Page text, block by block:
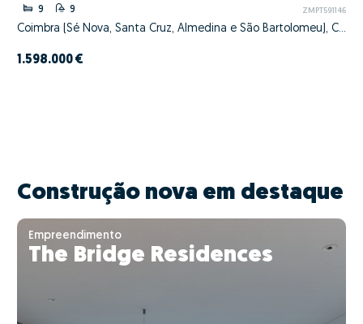
9 9 ZMPT591146
Coimbra (Sé Nova, Santa Cruz, Almedina e São Bartolomeu), Coimbra, Coimbra
1.598.000 €
Construção nova em destaque
Empreendimento
The Bridge Residences